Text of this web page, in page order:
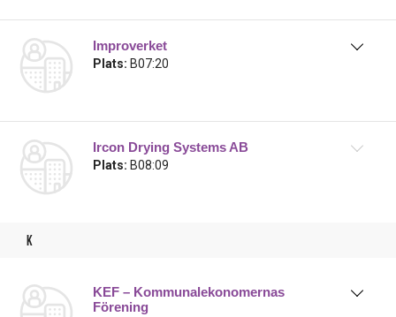
Improverket
Plats: B07:20
Ircon Drying Systems AB
Plats: B08:09
k
KEF – Kommunalekonomernas
Förening